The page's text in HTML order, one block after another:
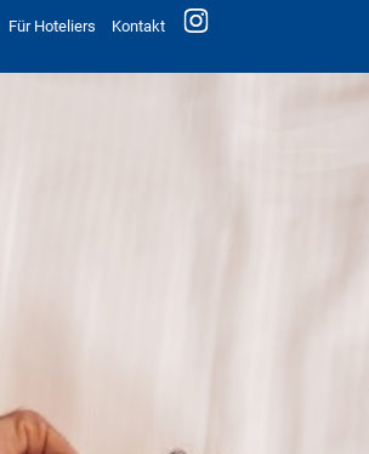
Für Hoteliers
Kontakt